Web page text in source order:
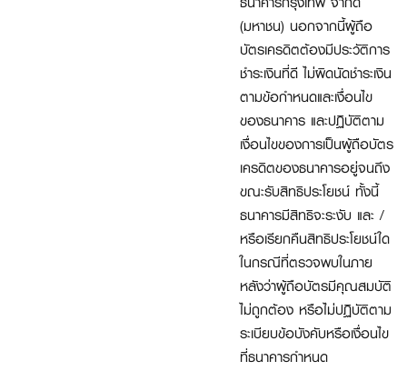
(มหาชน) นอกจากนี้ผู้ถือ
บัตรเครดิตต้องมีประวัติการ
ชำระเงินที่ดี ไม่ผิดนัดชำระเงิน
ตามข้อกำหนดและเงื่อนไข
ของธนาคาร และปฏิบัติตาม
เงื่อนไขของการเป็นผู้ถือบัตร
เครดิตของธนาคารอยู่จนถึง
ขณะรับสิทธิประโยชน์ ทั้งนี้
ธนาคารมีสิทธิจะระงับ และ /
หรือเรียกคืนสิทธิประโยชน์ใด
ในกรณีที่ตรวจพบในภาย
หลังว่าผู้ถือบัตรมีคุณสมบัติ
ไม่ถูกต้อง หรือไม่ปฏิบัติตาม
ระเบียบข้อบังคับหรือเงื่อนไข
ที่ธนาคารกำหนด